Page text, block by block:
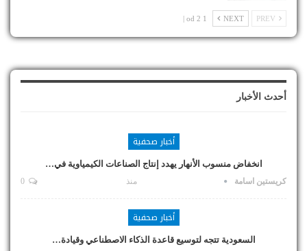
NEXT
1 od 2 |
أحدث الأخبار
أخبار صحفية
انخفاض منسوب الأنهار يهدد إنتاج الصناعات الكيمياوية في…
كريستين اسامة منذ
أخبار صحفية
السعودية تتجه لتوسيع قاعدة الذكاء الاصطناعي وقيادة…